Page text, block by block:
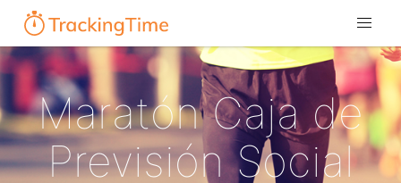
Maratón Caja de
Previsión Social